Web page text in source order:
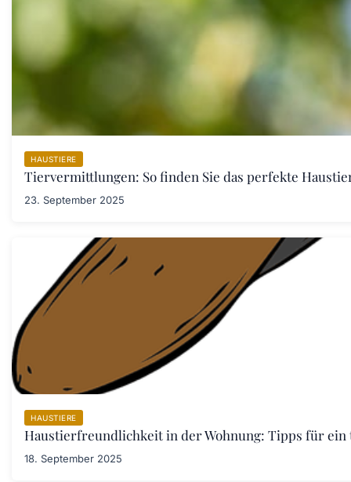
HAUSTIERE
Tiervermittlungen: So finden Sie das perfekte
23. September 2025
HAUSTIERE
Haustierfreundlichkeit in der Wohnung: Tipps für ein
18. September 2025